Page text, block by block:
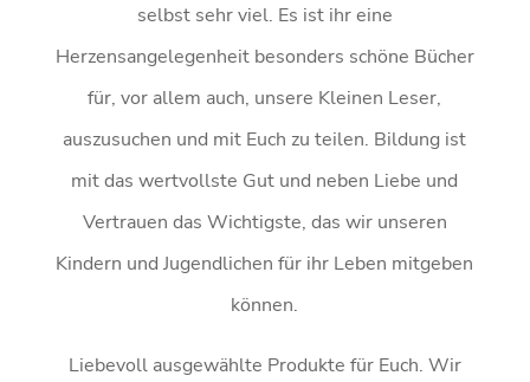
selbst sehr viel. Es ist ihr eine
Herzensangelegenheit besonders schöne Bücher
für, vor allem auch, unsere Kleinen Leser,
auszusuchen und mit Euch zu teilen. Bildung ist
mit das wertvollste Gut und neben Liebe und
Vertrauen das Wichtigste, das wir unseren
Kindern und Jugendlichen für ihr Leben mitgeben
können.
Liebevoll ausgewählte Produkte für Euch. Wir